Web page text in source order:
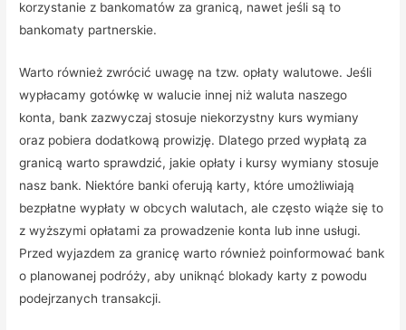
korzystanie z bankomatów za granicą, nawet jeśli są to
bankomaty partnerskie.
Warto również zwrócić uwagę na tzw. opłaty walutowe. Jeśli
wypłacamy gotówkę w walucie innej niż waluta naszego
konta, bank zazwyczaj stosuje niekorzystny kurs wymiany
oraz pobiera dodatkową prowizję. Dlatego przed wypłatą za
granicą warto sprawdzić, jakie opłaty i kursy wymiany stosuje
nasz bank. Niektóre banki oferują karty, które umożliwiają
bezpłatne wypłaty w obcych walutach, ale często wiąże się to
z wyższymi opłatami za prowadzenie konta lub inne usługi.
Przed wyjazdem za granicę warto również poinformować bank
o planowanej podróży, aby uniknąć blokady karty z powodu
podejrzanych transakcji.